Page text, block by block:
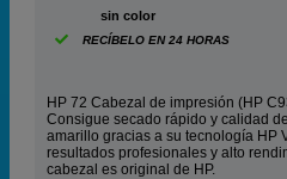
sin color
RECÍBELO EN 24 HORAS
HP 72 Cabezal de impresión (HP
Consigue secado rápido y calidad
amarillo gracias a su tecnología HP
resultados profesionales y alto
cabezal es original de HP.